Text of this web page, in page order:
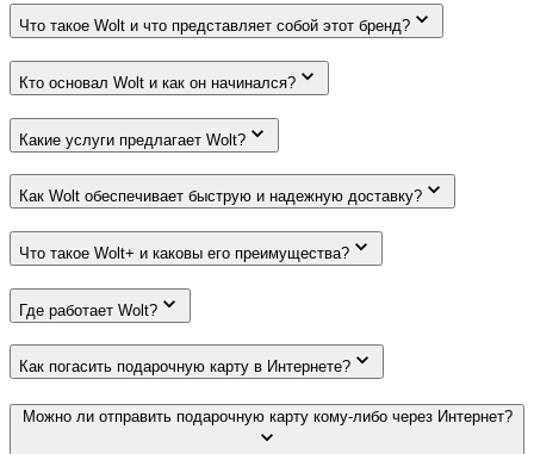
Что такое Wolt и что представляет собой этот бренд?
Кто основал Wolt и как он начинался?
Какие услуги предлагает Wolt?
Как Wolt обеспечивает быструю и надежную доставку?
Что такое Wolt+ и каковы его преимущества?
Где работает Wolt?
Как погасить подарочную карту в Интернете?
Можно ли отправить подарочную карту кому-либо через Интернет?